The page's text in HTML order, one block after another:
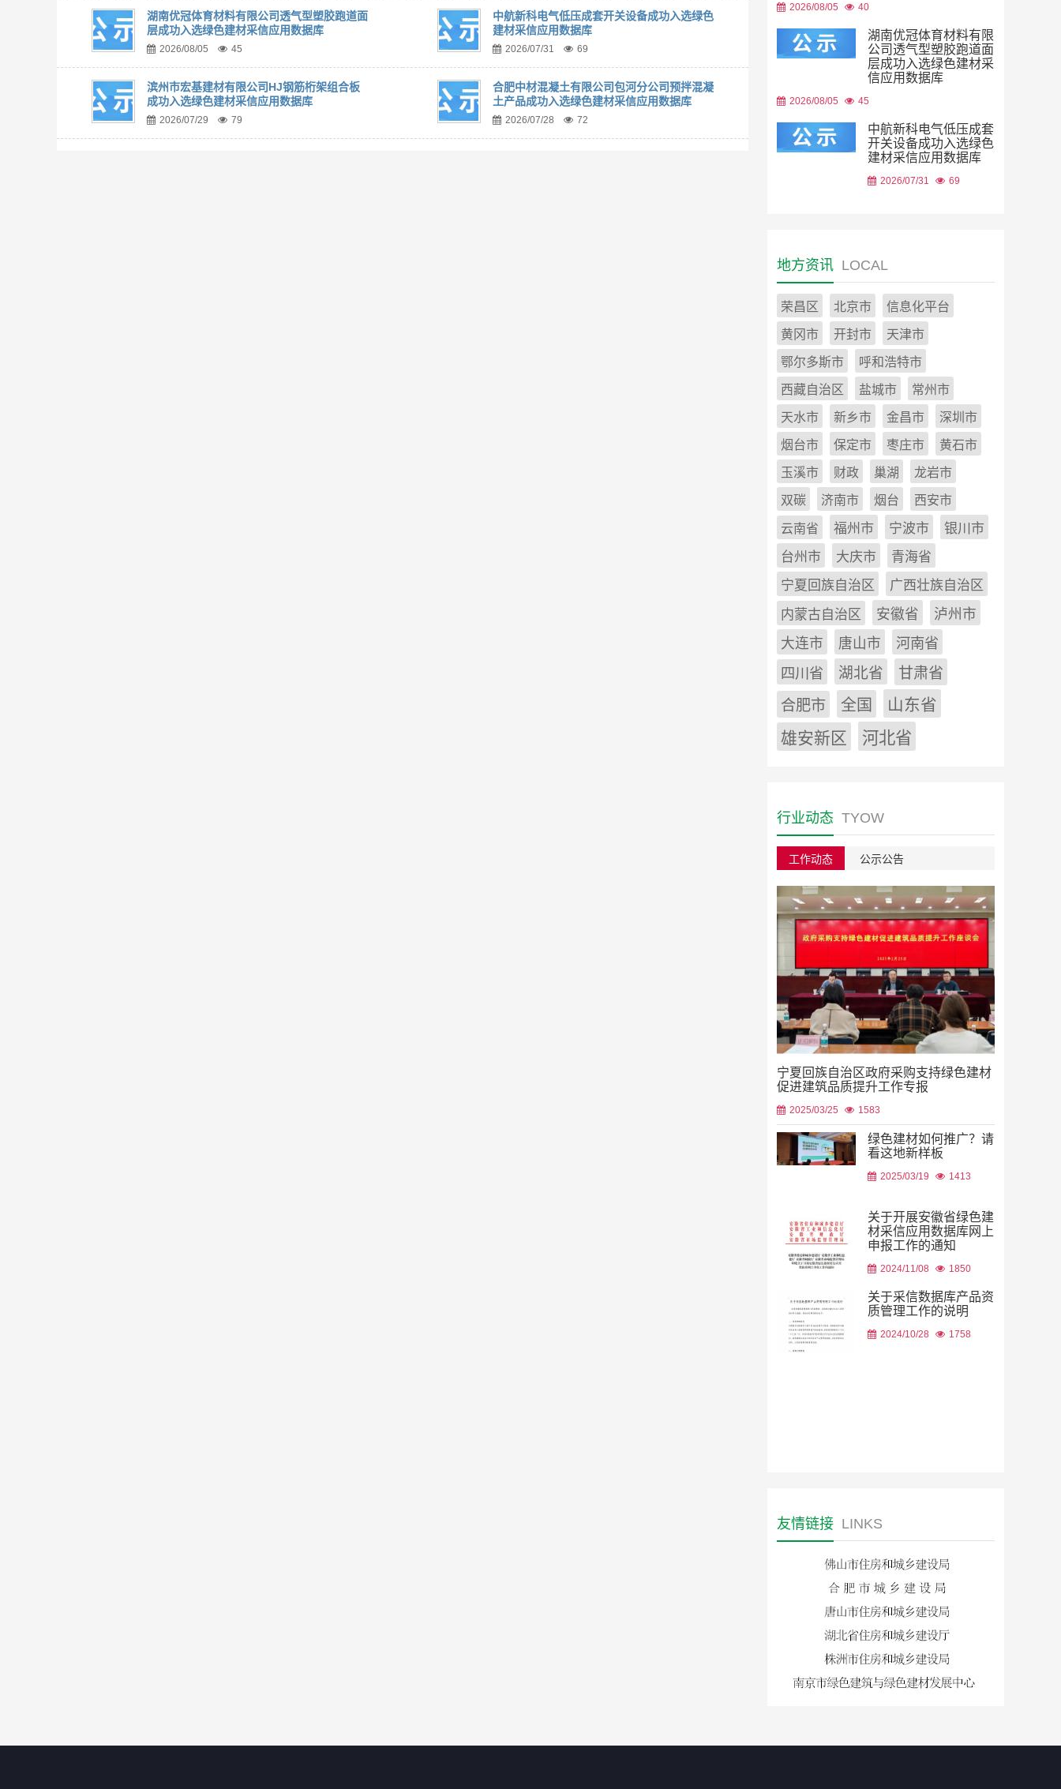
湖南优冠体育材料有限公司透气型塑胶跑道面
层成功入选绿色建材采信应用数据库
2026/08/05 45
中航新科电气低压成套开关设备成功入选绿色
建材采信应用数据库
2026/07/31 69
滨州市宏基建材有限公司HJ钢筋桁架组合板
成功入选绿色建材采信应用数据库
2026/07/29 79
合肥中材混凝土有限公司包河分公司预拌混凝
土产品成功入选绿色建材采信应用数据库
2026/07/28 72
2026/08/05 40
湖南优冠体育材料有限
公司透气型塑胶跑道面
层成功入选绿色建材采
信应用数据库
2026/08/05 45
中航新科电气低压成套
开关设备成功入选绿色
建材采信应用数据库
2026/07/31 69
地方资讯 LOCAL
荣昌区 北京市 信息化平台
黄冈市 开封市 天津市
鄂尔多斯市 呼和浩特市
西藏自治区 盐城市 常州市
天水市 新乡市 金昌市 深圳市
烟台市 保定市 枣庄市 黄石市
玉溪市 财政 巢湖 龙岩市
双碳 济南市 烟台 西安市
云南省 福州市 宁波市
银川市
台州市
大庆市
青海省
宁夏回族自治区
广西壮族自治区
内蒙古自治区
安徽省
泸州市
大连市
唐山市
河南省
四川省
湖北省
甘肃省
合肥市
全国
山东省
雄安新区
河北省
行业动态 TYOW
工作动态 公示公告
宁夏回族自治区政府采购支持绿色建材
促进建筑品质提升工作专报
2025/03/25 1583
绿色建材如何推广？请
看这地新样板
2025/03/19 1413
关于开展安徽省绿色建
材采信应用数据库网上
申报工作的通知
2024/11/08 1850
关于采信数据库产品资
质管理工作的说明
2024/10/28 1758
友情链接 LINKS